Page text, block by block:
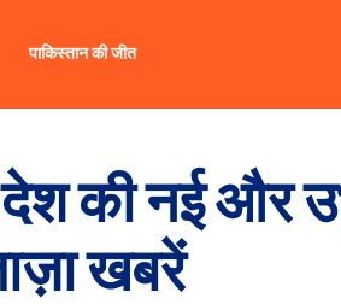
पाकिस्तान की जीत
की नई और
खबरें